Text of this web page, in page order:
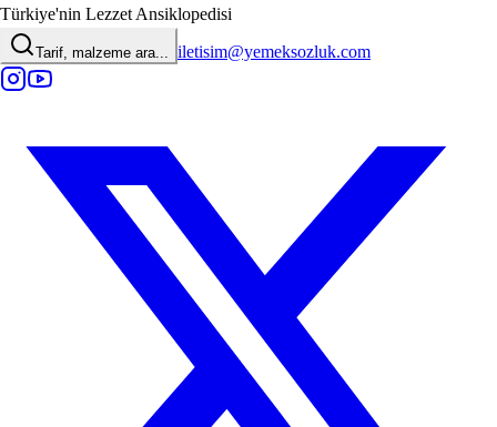
Türkiye'nin Lezzet Ansiklopedisi
Tarif, malzeme ara... iletisim@yemeksozluk.com